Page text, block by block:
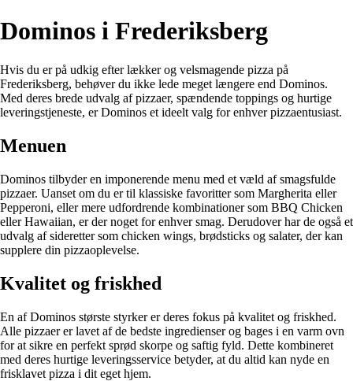
Dominos i Frederiksberg
Hvis du er på udkig efter lækker og velsmagende pizza på
Frederiksberg, behøver du ikke lede meget længere end Dominos.
Med deres brede udvalg af pizzaer, spændende toppings og hurtige
leveringstjeneste, er Dominos et ideelt valg for enhver pizzaentusiast.
Menuen
Dominos tilbyder en imponerende menu med et væld af smagsfulde
pizzaer. Uanset om du er til klassiske favoritter som Margherita eller
Pepperoni, eller mere udfordrende kombinationer som BBQ Chicken
eller Hawaiian, er der noget for enhver smag. Derudover har de også et
udvalg af sideretter som chicken wings, brødsticks og salater, der kan
supplere din pizzaoplevelse.
Kvalitet og friskhed
En af Dominos største styrker er deres fokus på kvalitet og friskhed.
Alle pizzaer er lavet af de bedste ingredienser og bages i en varm ovn
for at sikre en perfekt sprød skorpe og saftig fyld. Dette kombineret
med deres hurtige leveringsservice betyder, at du altid kan nyde en
frisklavet pizza i dit eget hjem.